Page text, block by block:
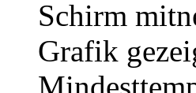
Schirm
Grafik